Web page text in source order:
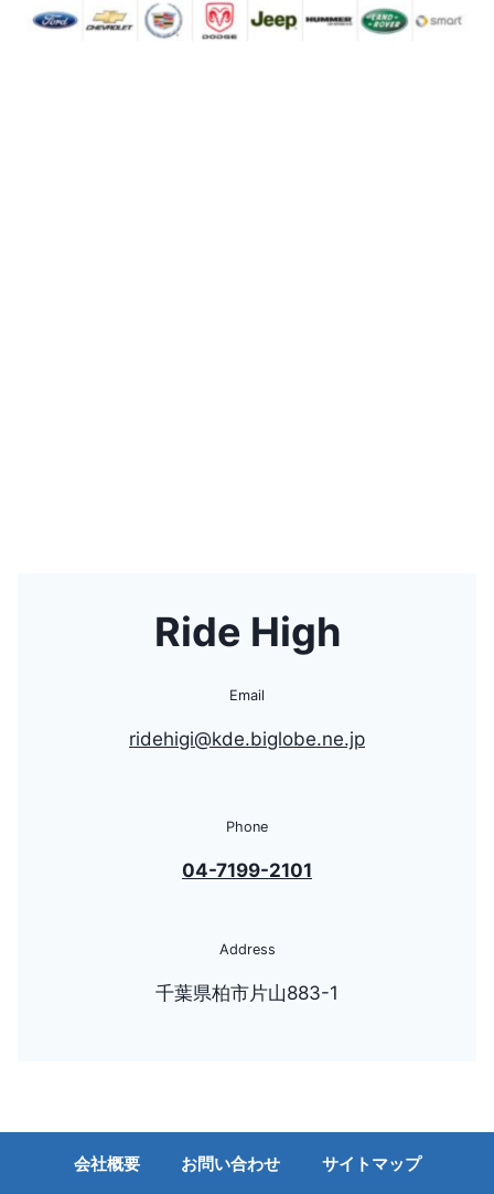
Ride High
Email
ridehigi@kde.biglobe.ne.jp
Phone
04-7199-2101
Address
千葉県柏市片山883-1
会社概要 お問い合わせ
サイトマップ